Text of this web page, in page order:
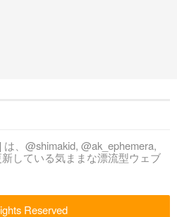
、@shimakid, @ak_ephemera,
している気ままな漂流型ウェブ
Reserved